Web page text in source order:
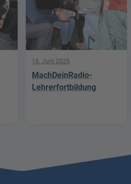
18. Juni 2026
MachDeinRadio-
Lehrerfortbildung